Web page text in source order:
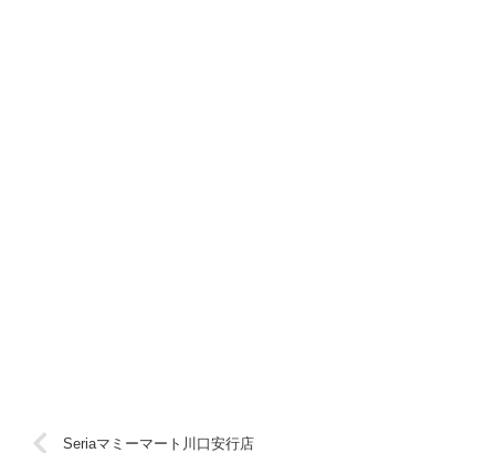
Seriaマミーマート川口安行店